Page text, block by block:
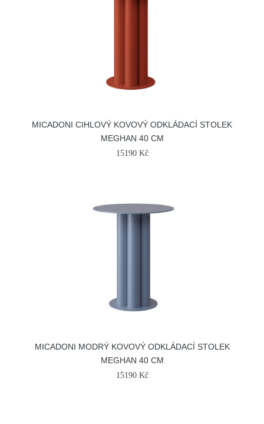
MICADONI CIHLOVÝ KOVOVÝ ODKLÁDACÍ STOLEK
MEGHAN 40 CM
15190 Kč
MICADONI MODRÝ KOVOVÝ ODKLÁDACÍ STOLEK
MEGHAN 40 CM
15190 Kč